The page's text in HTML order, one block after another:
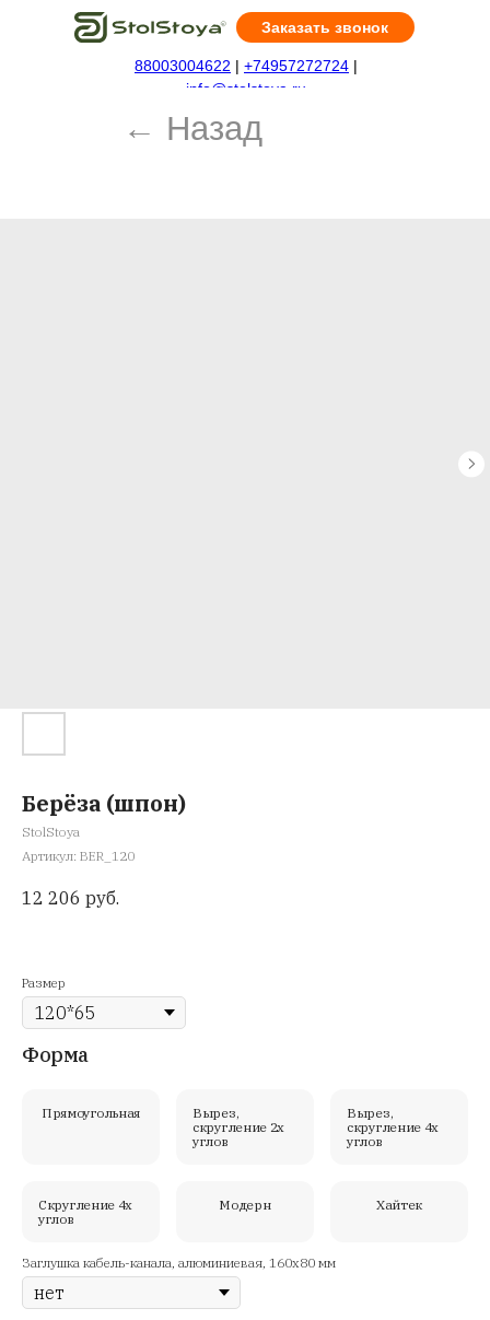
88003004622 | +74957272724 |
info@stolstoya.ru
Заказать звонок
← Назад
Берёза (шпон)
StolStoya
Артикул: BER_120
12 206 руб.
Размер
Форма
Прямоугольная
Вырез,
скругление 2х
углов
Вырез,
скругление 4х
углов
Скругление 4х
углов
Модерн Хайтек
Заглушка кабель-канала, алюминиевая, 160х80 мм